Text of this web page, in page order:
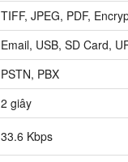
TIFF, JPEG, PDF,
Email, USB, SD Card,
PSTN, PBX
2 giây
33.6 Kbps